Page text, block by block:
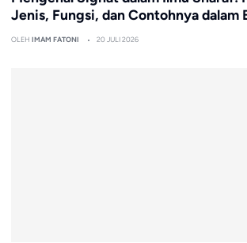
Jenis, Fungsi, dan Contohnya dalam
OLEH IMAM FATONI 20 JULI 2026